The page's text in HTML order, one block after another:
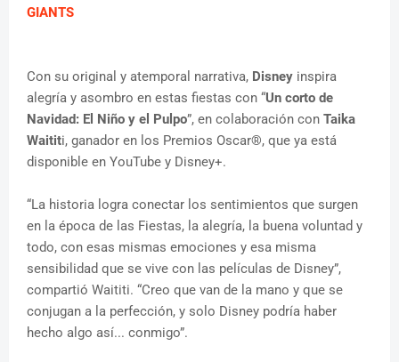
GIANTS
Con su original y atemporal narrativa, Disney inspira
alegría y asombro en estas fiestas con “Un corto de
Navidad: El Niño y el Pulpo”, en colaboración con Taika
Waititi, ganador en los Premios Oscar®, que ya está
disponible en YouTube y Disney+.
“La historia logra conectar los sentimientos que surgen
en la época de las Fiestas, la alegría, la buena voluntad y
todo, con esas mismas emociones y esa misma
sensibilidad que se vive con las películas de Disney”,
compartió Waititi. “Creo que van de la mano y que se
conjugan a la perfección, y solo Disney podría haber
hecho algo así... conmigo”.